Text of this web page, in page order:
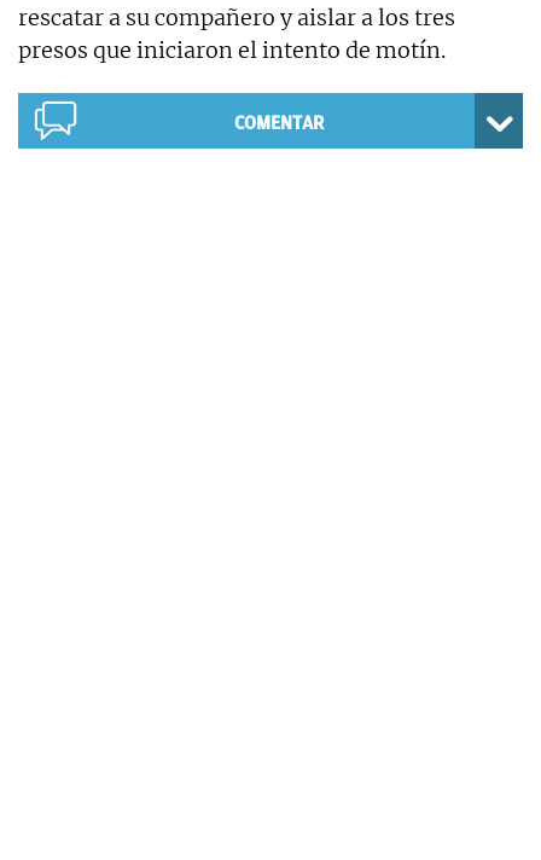
rescatar a su compañero y aislar a los tres
presos que iniciaron el intento de motín.
COMENTAR